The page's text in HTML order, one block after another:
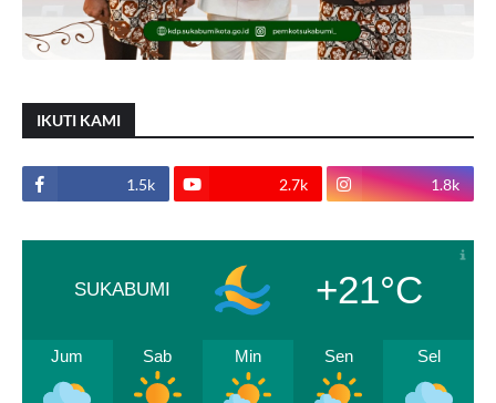
IKUTI KAMI
1.5k 2.7k 1.8k
SUKABUMI +21°C
Jum Sab Min Sen Sel